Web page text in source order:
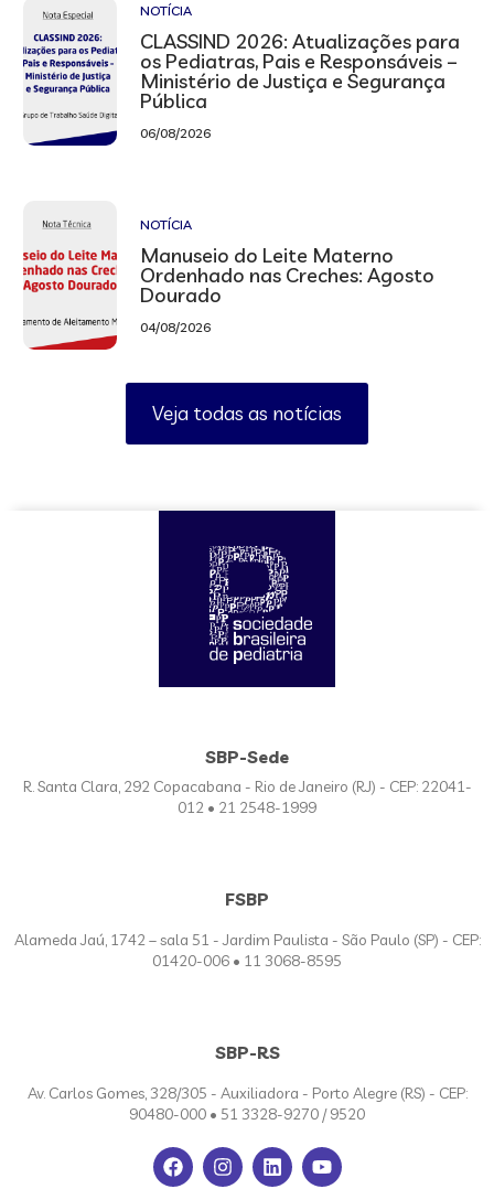
NOTÍCIA
CLASSIND 2026: Atualizações para
os Pediatras, Pais e Responsáveis –
Ministério de Justiça e Segurança
Pública
06/08/2026
NOTÍCIA
Manuseio do Leite Materno
Ordenhado nas Creches: Agosto
Dourado
04/08/2026
Veja todas as notícias
SBP-Sede
R. Santa Clara, 292 Copacabana - Rio de Janeiro (RJ) - CEP: 22041-
012 • 21 2548-1999
FSBP
Alameda Jaú, 1742 – sala 51 - Jardim Paulista - São Paulo (SP) - CEP:
01420-006 • 11 3068-8595
SBP-RS
Av. Carlos Gomes, 328/305 - Auxiliadora - Porto Alegre (RS) - CEP:
90480-000 • 51 3328-9270 / 9520